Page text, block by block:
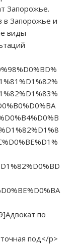
Запорожье.
Запорожье и
виды
по
под</p>